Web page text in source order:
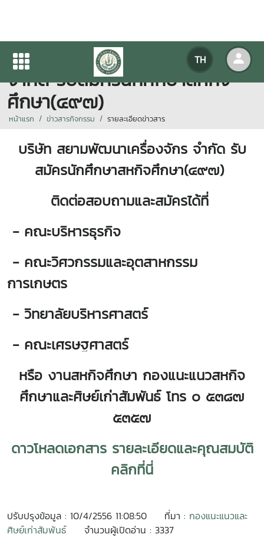
TH
บริษัท สยามพัฒนาเครื่องจักร
จำกัด รับสมัครนักศึกษาสหกิจ
ศึกษา(๔๙๗)
หน้าแรก ข่าวสารกิจกรรม รายละเอียดข่าวสาร
บริษัท สยามพัฒนาเครื่องจักร จำกัดรับ
สมัครนักศึกษาสหกิจศึกษา(๔๙๗)
ติดต่อสอบถามและสมัครได้ที่
- คณะบริหารธุรกิจ
- คณะวิศวกรรมและอุตสาหกรรม
การเกษตร
- วิทยาลัยบริหารศาสตร์
- คณะเศรษฐศาสตร์
หรือ งานสหกิจศึกษา กองแนะแนวสหกิจ
ศึกษาและศิษย์เก่าสัมพันธ์ โทร ๐ ๕๓๘๗
๕๓๕๗
ดาวโหลดเอกสาร รายละเอียดและคุณสมบัติ
คลิกที่นี่
ปรับปรุงข้อมูล : 10/4/2556 11:08:50 ที่มา : กองแนะแนวและ
ศิษย์เก่าสัมพันธ์
จำนวนผู้เปิดอ่าน : 3337